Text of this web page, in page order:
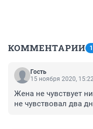
КОММЕНТАРИИ
Гость
15 ноября 2020,
Жена не чувствует
не чувствовал два